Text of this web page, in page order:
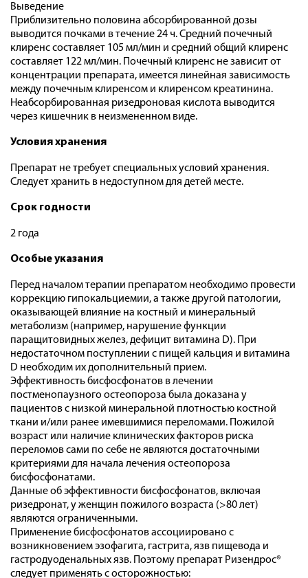
Выведение
Приблизительно половина абсорбированной дозы
выводится почками в течение 24 ч. Средний почечный
клиренс составляет 105 мл/мин и средний общий клиренс
составляет 122 мл/мин. Почечный клиренс не зависит от
концентрации препарата, имеется линейная зависимость
между почечным клиренсом и клиренсом креатинина.
Неабсорбированная ризедроновая кислота выводится
через кишечник в неизмененном виде.
Условия хранения
Препарат не требует специальных условий хранения.
Следует хранить в недоступном для детей месте.
Срок годности
2 года
Особые указания
Перед началом терапии препаратом необходимо провести
коррекцию гипокальциемии, а также другой патологии,
оказывающей влияние на костный и минеральный
метаболизм (например, нарушение функции
паращитовидных желез, дефицит витамина D). При
недостаточном поступлении с пищей кальция и витамина
D необходим их дополнительный прием.
Эффективность бисфосфонатов в лечении
постменопаузного остеопороза была доказана у
пациентов с низкой минеральной плотностью костной
ткани и/или ранее имевшимися переломами. Пожилой
возраст или наличие клинических факторов риска
переломов сами по себе не являются достаточными
критериями для начала лечения остеопороза
бисфосфонатами.
Данные об эффективности бисфосфонатов, включая
ризедронат, у женщин пожилого возраста (>80 лет)
являются ограниченными.
Применение бисфосфонатов ассоциировано с
возникновением эзофагита, гастрита, язв пищевода и
гастродуоденальных язв. Поэтому препарат Ризендрос®
следует применять с осторожностью: